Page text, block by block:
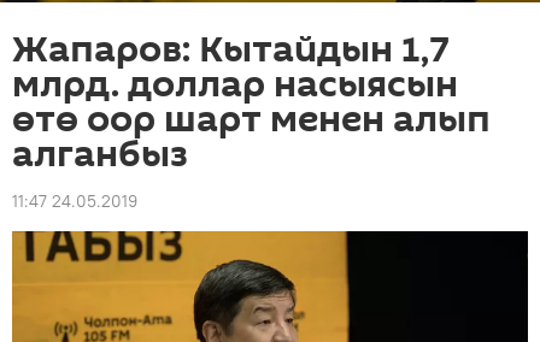
Жапаров: Кытайдын 1,7
млрд. доллар насыясын
өтө оор шарт менен алып
алганбыз
11:47 24.05.2019